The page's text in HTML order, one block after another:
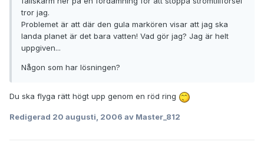
tror jag.
Problemet är att där den gula markören visar att jag ska
landa planet är det bara vatten! Vad gör jag? Jag är helt
uppgiven...
Någon som har lösningen?
Du ska flyga rätt högt upp genom en röd ring
Redigerad 20 augusti, 2006 av Master_812